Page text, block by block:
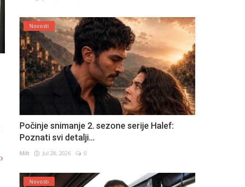
Novosti
Počinje snimanje 2. sezone serije Halef:
Poznati svi detalji...
Milt Jul 28, 2026 0
Novosti